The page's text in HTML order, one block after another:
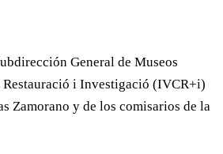
General de Museos
i Investigació (IVCR+i)
Zamorano y de los comisarios de la